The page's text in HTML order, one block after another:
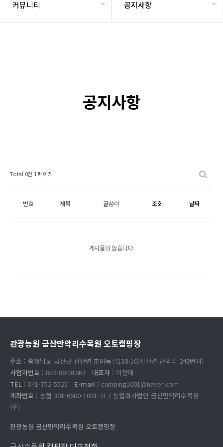
커뮤니티 공지사항
공지사항
Total 0건 1 페이지
번호 제목 글쓴이 조회 날짜
게시물이 없습니다.
관광농원 금산만악리수목원 오토캠핑장
주소 : 충청남도 금산군 진산면 초미동길138-10(진산면 만악리 248번지)
사업자번호 : 852-88-01863 대표자 : 이창래
TEL : 041-752-5525 E-mail : camping1001@naver.com
계좌번호 : 농협 301-6600-1001-21 / 농업회사법인 금산만악리수목원
(주)
관광농원 금산만악리수목원 오토캠핑장